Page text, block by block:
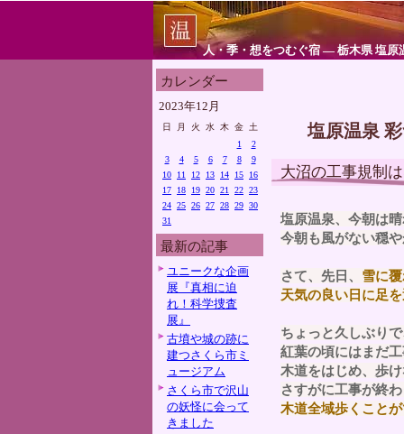
人・季・想をつむぐ宿 ― 栃木県 塩原
カレンダー
2023年12月
日 月 火 水 木 金
土
1
2
3
4 5 6 7 8
9
10
11 12 13 14 15
16
17
18 19 20 21 22 23
24 25 26 27 28 29 30
31
最新の記事
ユニークな企画
展『真相に迫
れ！科学捜査
展』
古墳や城の跡に
建つさくら市ミ
ュージアム
さくら市で沢山
の妖怪に会って
きました
塩原温泉
大沼の工事規制
塩原温泉、今朝は
今朝も風がない穏
さて、先日、 雪に
天気の良い日に足
ちょっと久しぶり
紅葉の頃にはまだ
木道をはじめ、歩
さすがに工事が終
木道全域歩くこと